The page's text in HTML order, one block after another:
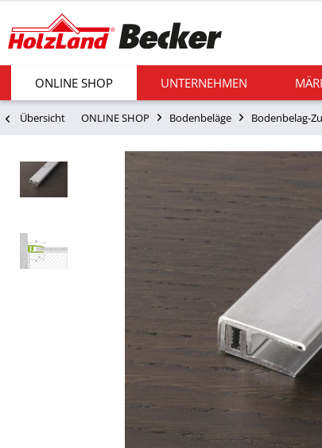
ONLINE SHOP UNTERNEHMEN
Übersicht ONLINE SHOP Bodenbeläge Bodenbelag-